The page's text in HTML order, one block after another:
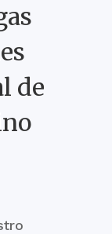
de